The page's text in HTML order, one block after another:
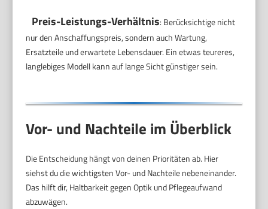
Preis-Leistungs-Verhältnis: Berücksichtige nicht
nur den Anschaffungspreis, sondern auch Wartung,
Ersatzteile und erwartete Lebensdauer. Ein etwas teureres,
langlebiges Modell kann auf lange Sicht günstiger sein.
Vor- und Nachteile im Überblick
Die Entscheidung hängt von deinen Prioritäten ab. Hier
siehst du die wichtigsten Vor- und Nachteile nebeneinander.
Das hilft dir, Haltbarkeit gegen Optik und Pflegeaufwand
abzuwägen.